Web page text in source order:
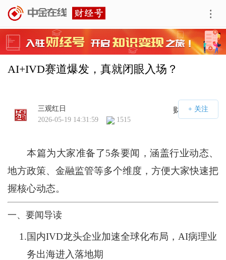
AI+IVD赛道爆发，真就闭眼入场？
财经号APP
三观红日
2026-05-19 14:31:59
1515
本篇为大家准备了5条要闻，涵盖行业动态、
地方政策、金融监管等多个维度，方便大家快速把
握核心动态。
一、要闻导读
1.国内IVD龙头企业加速全球化布局，AI病理业
务出海进入落地期